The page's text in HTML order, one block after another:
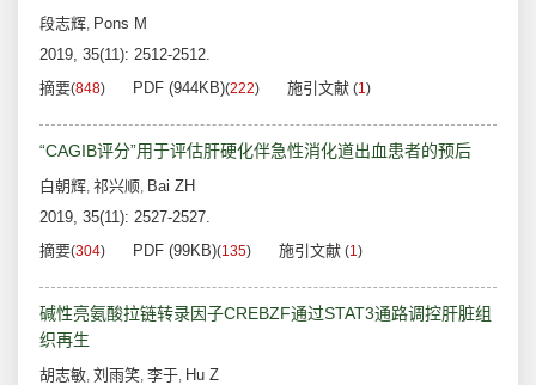
段志辉, Pons M
2019, 35(11): 2512-2512.
摘要(848) PDF (944KB)(222) 施引文献 (1)
“CAGIB评分”用于评估肝硬化伴急性消化道出血患者的预后
白朝辉, 祁兴顺, Bai ZH
2019, 35(11): 2527-2527.
摘要(304) PDF (99KB)(135) 施引文献 (1)
碱性亮氨酸拉链转录因子CREBZF通过STAT3通路调控肝脏组
织再生
胡志敏, 刘雨笑, 李于, Hu Z